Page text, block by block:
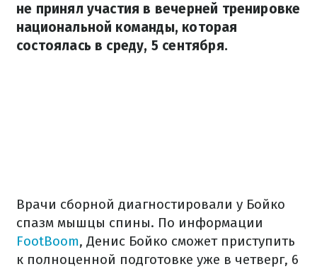
не принял участия в вечерней тренировке
национальной команды, которая
состоялась в среду, 5 сентября.
Врачи сборной диагностировали у Бойко
спазм мышцы спины. По информации
FootBoom, Денис Бойко сможет приступить
к полноценной подготовке уже в четверг, 6